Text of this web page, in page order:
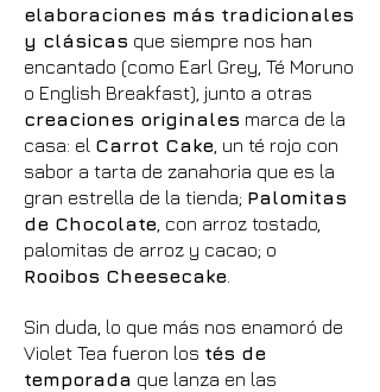
elaboraciones más tradicionales
y clásicas que siempre nos han
encantado (como Earl Grey, Té Moruno
o English Breakfast), junto a otras
creaciones originales marca de la
casa: el Carrot Cake , un té rojo con
sabor a tarta de zanahoria que es la
gran estrella de la tienda; Palomitas
de Chocolate , con arroz tostado,
palomitas de arroz y cacao; o
Rooibos Cheesecake
Sin duda, lo que más nos enamoró de
Violet Tea fueron los tés de
temporada que lanza en las